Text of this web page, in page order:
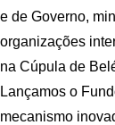
e de Governo,
organizações
na Cúpula de
Lançamos o
mecanismo